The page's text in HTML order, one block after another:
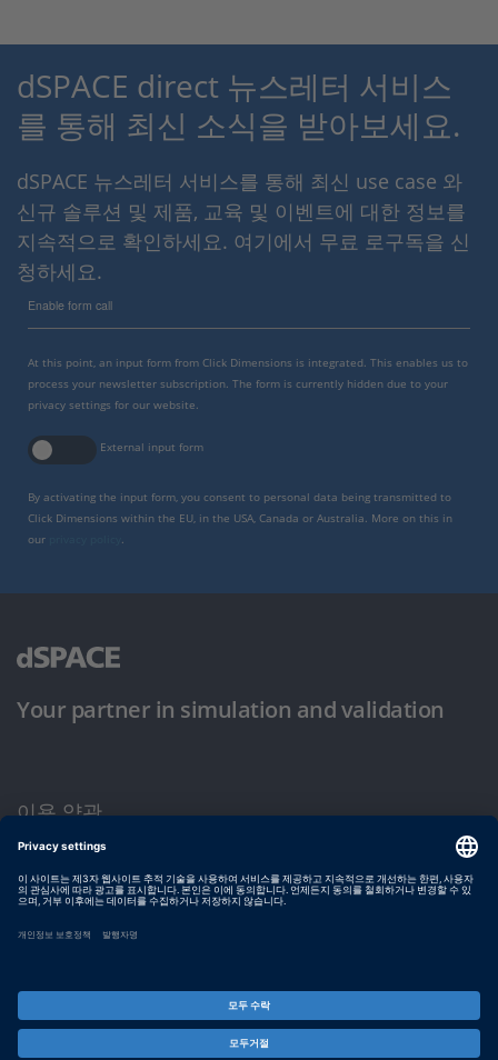
dSPACE direct 뉴스레터 서비스
를 통해 최신 소식을 받아보세요.
dSPACE 뉴스레터 서비스를 통해 최신 use case 와
신규 솔루션 및 제품, 교육 및 이벤트에 대한 정보를
지속적으로 확인하세요. 여기에서 무료 로구독을 신
청하세요.
Enable form call
At this point, an input form from Click Dimensions is integrated. This enables us to
process your newsletter subscription. The form is currently hidden due to your
privacy settings for our website.
External input form
By activating the input form, you consent to personal data being transmitted to
Click Dimensions within the EU, in the USA, Canada or Australia. More on this in
our
Your partner in simulation and validation
이용 약관
개인정보 보호정책
발행자 정보